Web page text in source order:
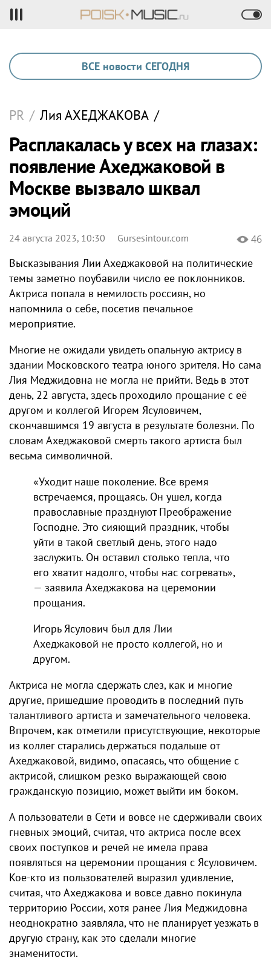
ВСЕ новости СЕГОДНЯ
PR / Лия АХЕДЖАКОВА /
Расплакалась у всех на глазах:
появление Ахеджаковой в
Москве вызвало шквал
эмоций
24 августа 2023, 10:30 Gursesintour.com 46
Высказывания Лии Ахеджаковой на политические
темы заметно поубавили число ее поклонников.
Актриса попала в немилость россиян, но
напомнила о себе, посетив печальное
мероприятие.
Многие не ожидали увидеть опальную актрису в
здании Московского театра юного зрителя. Но сама
Лия Меджидовна не могла не прийти. Ведь в этот
день, 22 августа, здесь проходило прощание с её
другом и коллегой Игорем Ясуловичем,
скончавшимся 19 августа в результате болезни. По
словам Ахеджаковой смерть такого артиста был
весьма символичной.
«Уходит наше поколение. Все время
встречаемся, прощаясь. Он ушел, когда
православные празднуют Преображение
Господне. Это сияющий праздник, чтобы
уйти в такой светлый день, этого надо
заслужить. Он оставил столько тепла, что
его хватит надолго, чтобы нас согревать»,
— заявила Ахеджакова на церемонии
прощания.
Игорь Ясулович был для Лии
Ахеджаковой не просто коллегой, но и
другом.
Актриса не могла сдержать слез, как и многие
другие, пришедшие проводить в последний путь
талантливого артиста и замечательного человека.
Впрочем, как отметили присутствующие, некоторые
из коллег старались держаться подальше от
Ахеджаковой, видимо, опасаясь, что общение с
актрисой, слишком резко выражающей свою
гражданскую позицию, может выйти им боком.
А пользователи в Сети и вовсе не сдерживали своих
гневных эмоций, считая, что актриса после всех
своих поступков и речей не имела права
появляться на церемонии прощания с Ясуловичем.
Кое-кто из пользователей выразил удивление,
считая, что Ахеджакова и вовсе давно покинула
территорию России, хотя ранее Лия Меджидовна
неоднократно заявляла, что не планирует уезжать в
другую страну, как это сделали многие
знаменитости.